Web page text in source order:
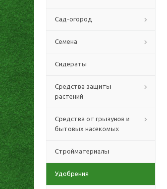
Сад-огород
Семена
Сидераты
Средства защиты
растений
Средства от грызунов и
бытовых насекомых
Стройматериалы
Удобрения